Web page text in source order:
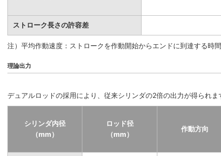
ストローク長さの許容差
注）平均作動速度：ストロークを作動開始からエンドに到達する時
理論出力
デュアルロッドの採用により、従来シリンダの2倍の出力が得られま
シリンダ内径
（mm）
ロッド径
（mm）
作動方向